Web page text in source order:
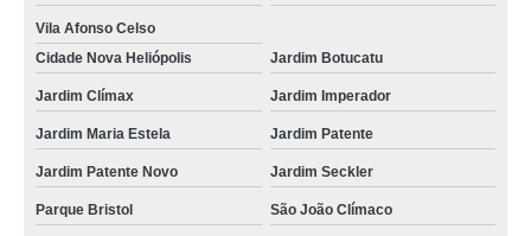
curso cfc auto escola orçar Brás
valor de cfc curso de reciclagem Paulista
valor de curso cfc para habilitação Vila Cristália
cfc curso de reciclagem Jardim Paulista
curso cfc para renovação de habilitação Vila Capela
Vila Afonso Celso
Cidade Nova Heliópolis
Jardim Botucatu
Jardim Clímax Jardim Imperador
Jardim Maria Estela Jardim Patente
Jardim Patente Novo Jardim Seckler
Parque Bristol São João Clímaco